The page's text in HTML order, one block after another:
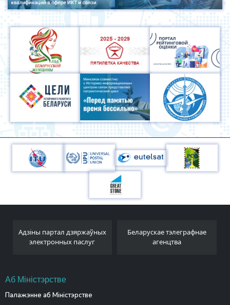
Адзіны партал дзяржаўных
электронных паслуг
Беларускае тэлеграфнае
агенцтва
Аб Міністэрстве
Палажэнне аб Міністэрстве